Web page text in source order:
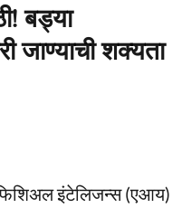
बड्या
जाण्याची शक्यता
इंटेलिजन्स (एआय)